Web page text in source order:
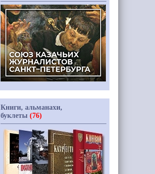
Книги, альманахи,
буклеты (76)